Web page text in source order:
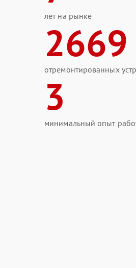
лет на рынке
2669
отремонтированных
3
минимальный опыт